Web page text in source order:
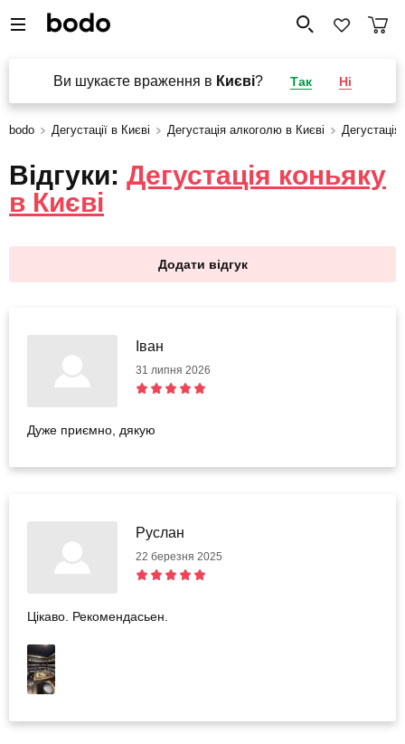
Ви шукаєте враження в Києві? Так Ні
bodo Дегустації в Києві Дегустація алкоголю в Києві Дегустація
Відгуки: Дегустація коньяку
в Києві
Додати відгук
Іван
31 липня 2026
Дуже приємно, дякую
Руслан
22 березня 2025
Цікаво. Рекомендасьен.